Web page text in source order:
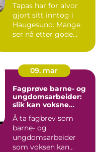
Tapas har for alvor
gjort sitt inntog i
Haugesund. Mange
ser nå etter gode
tradisjo...
09. mar
Fagprøve barne- og
ungdomsarbeider:
slik kan voksne
lykkes
Å ta fagbrev som
barne- og
ungdomsarbeider
som voksen kan